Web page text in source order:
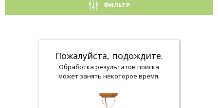
ФИЛЬТР
Пожалуйста, подождите.
Обработка результатов поиска
может занять некоторое время.